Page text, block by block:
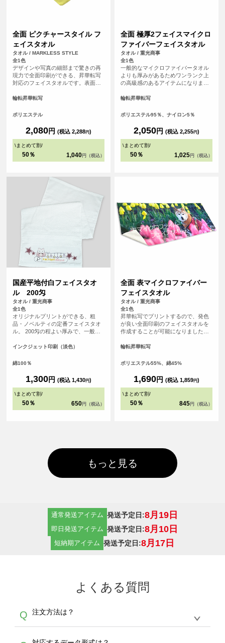
全面 ピクチャースタイル フ
ェイスタオル
タオル / MARKLESS STYLE
全1色
デザインや写真の細部まで驚きの再
現力で全面印刷ができる、昇華転写
対応のフェイスタオルです。表面ま
ジナル感が増します。裏面はシャー
して、機能性も備えています。贈り
輪転昇華転写
ポリエステル
2,080円 (税込 2,288円)
\まとめて割/
50％ 1,040 円（税込）
全面 極厚2フェイスマイクロ
ファイバーフェイスタオル
タオル / 重光商事
全1色
一般的なマイクロファイバータオル
よりも厚みがあるためワンランク上
の高級感のあるアイテムになりま
響をうけにくくデザイがくっきりプ
プリントするため発色が良いのも特
テムにプリントするためズレが生じ
る可能性がございます。全面にデザ
インを配置したい方は塗り足し範囲
ております。<br> ※必ずプリントし
輪転昇華転写
ポリエステル95％、ナイロン5％
2,050円 (税込 2,255円)
\まとめて割/
50％ 1,025 円（税込）
国産平地付白フェイスタオ
ル 200匁
タオル / 重光商事
全1色
オリジナルプリントができる、粗
品・ノベルティの定番フェイスタオ
ル。 200匁の程よい厚みで、一般的
して最も広く使われている「標準的
やすく、配布用・業務用のどちらに
や文字が映え、フルカラーインクジ
ェット印刷により、グラデーション
や写真、細かなデザインも再現性の
インクジェット印刷（淡色）
綿100％
1,300円 (税込 1,430円)
\まとめて割/
50％ 650 円（税込）
全面 表マイクロファイバー
フェイスタオル
タオル / 重光商事
全1色
昇華転写でプリントするので、発色
が良い全面印刷のフェイスタオルを
作成することが可能になりました！
ル生地、裏面は吸水性のあるコット
性を兼ね備えたアイテムです。 チー
ーグッズ、スポーツイベントの販促
品としてもおすすめです。
輪転昇華転写
ポリエステル55%、綿45%
1,690円 (税込 1,859円)
\まとめて割/
50％ 845 円（税込）
もっと見る
通常発送アイテム 発送予定日:8月19日
即日発送アイテム 発送予定日:8月10日
短納期アイテム 発送予定日:8月17日
よくある質問
Q 注文方法は？